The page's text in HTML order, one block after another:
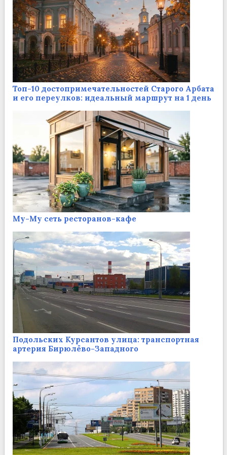
Топ-10 достопримечательностей Старого Арбата
и его переулков: идеальный маршрут на 1 день
Му-Му сеть ресторанов-кафе
Подольских Курсантов улица: транспортная
артерия Бирюлёво-Западного